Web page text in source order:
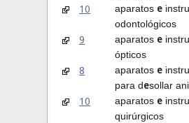
10 aparatos e
odontológicos
9 aparatos e
ópticos
8 aparatos e
para desollar
10 aparatos e
quirúrgicos